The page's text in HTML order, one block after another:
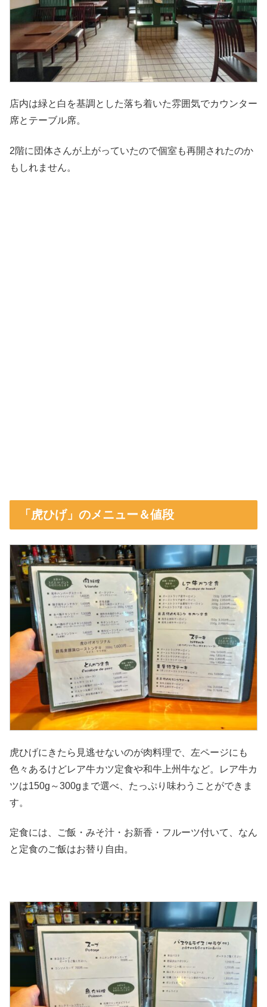
店内は緑と白を基調とした落ち着いた雰囲気でカウンター
席とテーブル席。
2階に団体さんが上がっていたので個室も再開されたのか
もしれません。
「虎ひげ」のメニュー＆値段
虎ひげにきたら見逃せないのが肉料理で、左ページにも
色々あるけどレア牛カツ定食や和牛上州牛など。レア牛カ
ツは150g～300gまで選べ、たっぷり味わうことができま
す。
定食には、ご飯・みそ汁・お新香・フルーツ付いて、なん
と定食のご飯はお替り自由。